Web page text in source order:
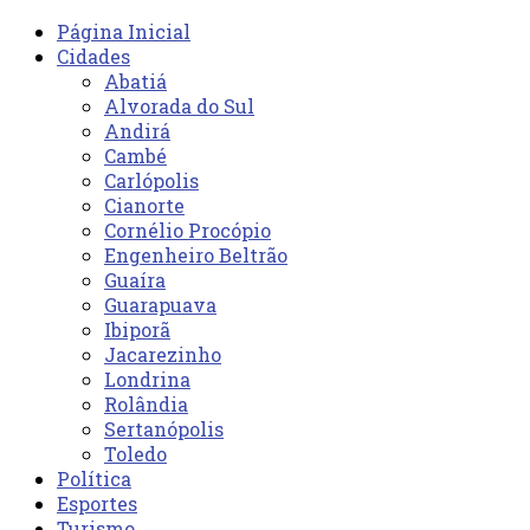
Página Inicial
Cidades
Abatiá
Alvorada do Sul
Andirá
Cambé
Carlópolis
Cianorte
Cornélio Procópio
Engenheiro Beltrão
Guaíra
Guarapuava
Ibiporã
Jacarezinho
Londrina
Rolândia
Sertanópolis
Toledo
Política
Esportes